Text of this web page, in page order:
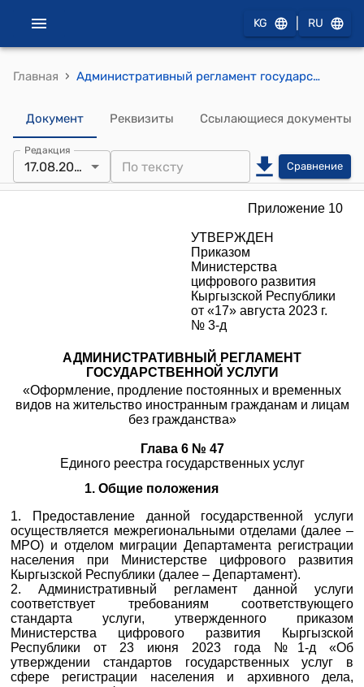
KG RU
Главная › Административный регламент государственной услуги ( к приказу Министерства цифрового развития КР от 17 августа 2023 года № 3-д)
Документ Реквизиты Ссылающиеся документы
Редакция
17.08.2023 Сравнение